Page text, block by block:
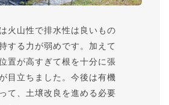
火山性で排水性は良いもの
する力が弱めです。加えて
置が高すぎて根を十分に張
目立ちました。今後は有機
て、土壌改良を進める必要